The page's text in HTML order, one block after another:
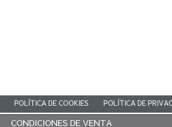
POLÍTICA DE COOKIES POLÍTICA DE
CONDICIONES DE VENTA